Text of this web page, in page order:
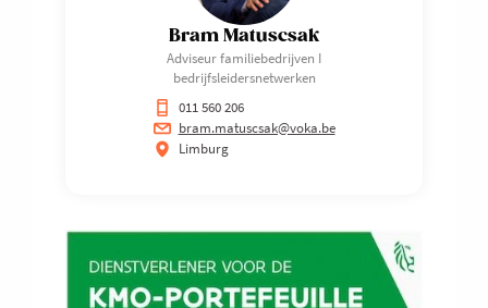
Bram Matuscsak
Adviseur familiebedrijven I
bedrijfsleidersnetwerken
011 560 206
bram.matuscsak@voka.be
Limburg